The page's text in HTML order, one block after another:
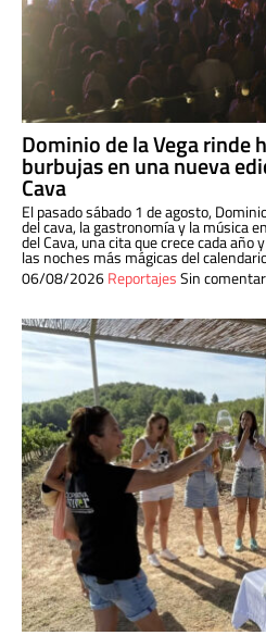
Dominio de la Vega rinde
burbujas en una nueva
Cava
El pasado sábado 1 de agosto,
del cava, la gastronomía y la música
del Cava, una cita que crece cada año
las noches más mágicas del
06/08/2026ReportajesSin